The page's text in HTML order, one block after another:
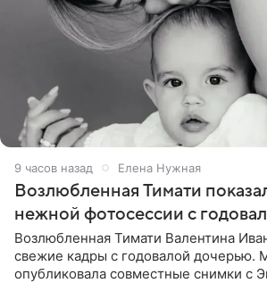
9 часов назад Елена Нужная
Возлюбленная Тимати
нежной фотосессии с
Возлюбленная Тимати Валентина
свежие кадры с годовалой дочерью.
опубликовала совместные снимки с